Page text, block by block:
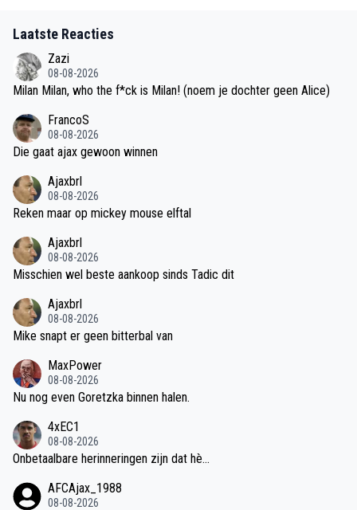
Laatste Reacties
Zazi
08-08-2026
Milan Milan, who the f*ck is Milan! (noem je dochter geen Alice)
FrancoS
08-08-2026
Die gaat ajax gewoon winnen
Ajaxbrl
08-08-2026
Reken maar op mickey mouse elftal
Ajaxbrl
08-08-2026
Misschien wel beste aankoop sinds Tadic dit
Ajaxbrl
08-08-2026
Mike snapt er geen bitterbal van
MaxPower
08-08-2026
Nu nog even Goretzka binnen halen.
4xEC1
08-08-2026
Onbetaalbare herinneringen zijn dat hè...
AFCAjax_1988
08-08-2026